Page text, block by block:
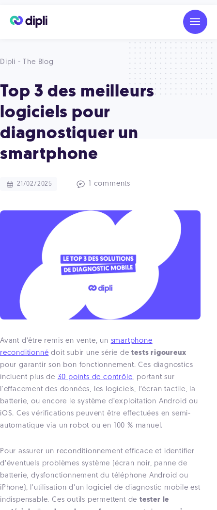
Dipli - The Blog
Top 3 des meilleurs
logiciels pour
diagnostiquer un
smartphone
21/02/2025 1 comments
Avant d’être remis en vente, un smartphone
reconditionné doit subir une série detests rigoureux
pour garantir son bon fonctionnement. Ces diagnostics
incluent plus de 30 points de contrôle, portant sur
l'effacement des données, les logiciels, l’écran tactile, la
batterie, ou encore le système d’exploitation Android ou
iOS. Ces vérifications peuvent être effectuées en semi-
automatique via un robot ou en 100 % manuel.
Pour assurer un reconditionnement efficace et identifier
d’éventuels problèmes système (écran noir, panne de
batterie, dysfonctionnement du téléphone Android ou
iPhone), l’utilisation d’un logiciel de diagnostic mobile est
indispensable. Ces outils permettent detester le